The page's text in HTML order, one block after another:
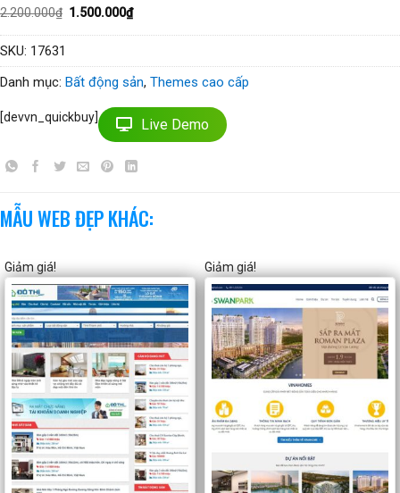
2.200.000₫ Giá
là:
1.500.000₫Giá
hiện
tại
SKU: 17631
Danh mục: Bất động sản, Themes cao cấp
[devvn_quickbuy] Live Demo
MẪU WEB ĐẸP KHÁC:
Giảm giá! Giảm giá!